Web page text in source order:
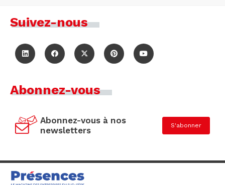
Suivez-nous
Abonnez-vous
Abonnez-vous à nos
newsletters
S'abonner